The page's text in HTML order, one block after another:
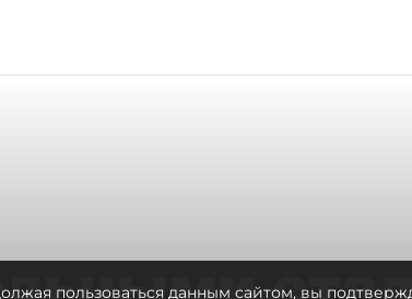
пользоваться данным сайтом, вы